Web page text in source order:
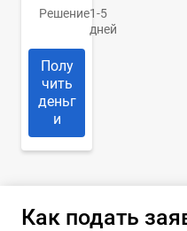
Решение1-5
дней
Полу
чить
деньг
и
Как подать